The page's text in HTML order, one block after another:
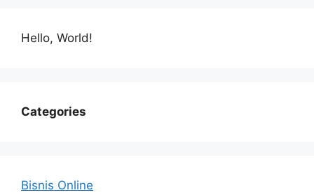
Hello, World!
Categories
Bisnis Online